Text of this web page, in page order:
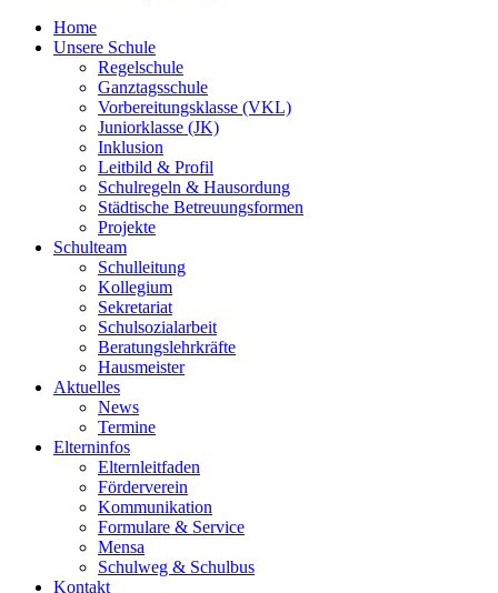
Home
Unsere Schule
Regelschule
Ganztagsschule
Vorbereitungsklasse (VKL)
Juniorklasse (JK)
Inklusion
Leitbild & Profil
Schulregeln & Hausordung
Städtische Betreuungsformen
Projekte
Schulteam
Schulleitung
Kollegium
Sekretariat
Schulsozialarbeit
Beratungslehrkräfte
Hausmeister
Aktuelles
News
Termine
Elterninfos
Elternleitfaden
Förderverein
Kommunikation
Formulare & Service
Mensa
Schulweg & Schulbus
Kontakt